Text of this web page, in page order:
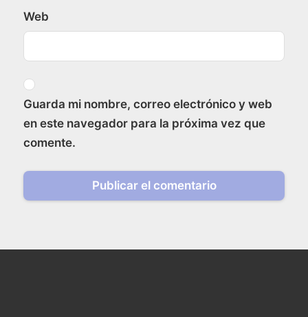
Web
Guarda mi nombre, correo electrónico y web
en este navegador para la próxima vez que
comente.